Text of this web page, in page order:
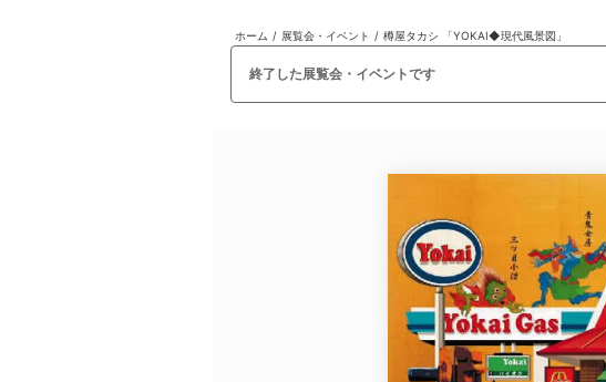
ホーム / 展覧会・イベント / 樽屋タカシ 「YOKAI◆現代風景図」
終了した展覧会・イベントです